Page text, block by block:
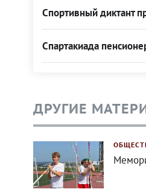
Спортивный диктант
Спартакиада
ДРУГИЕ